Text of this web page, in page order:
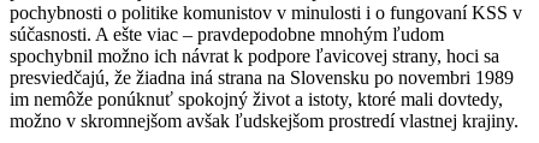
pochybnosti o politike komunistov v minulosti i o fungovaní KSS v
súčasnosti. A ešte viac – pravdepodobne mnohým ľudom
spochybnil možno ich návrat k podpore ľavicovej strany, hoci sa
presviedčajú, že žiadna iná strana na Slovensku po novembri 1989
im nemôže ponúknuť spokojný život a istoty, ktoré mali dovtedy,
možno v skromnejšom avšak ľudskejšom prostredí vlastnej krajiny.